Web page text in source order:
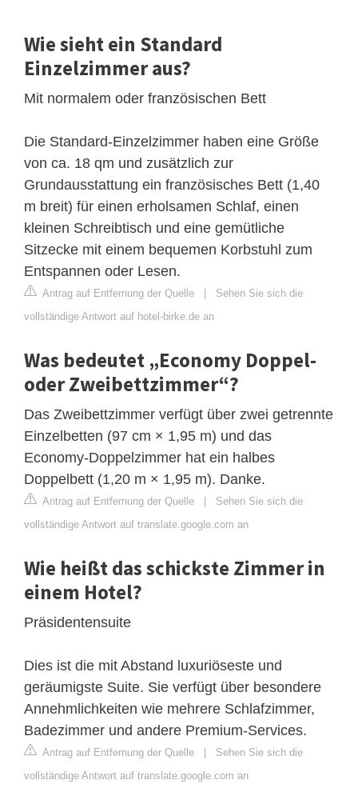
Wie sieht ein Standard
Einzelzimmer aus?
Mit normalem oder französischen Bett
Die Standard-Einzelzimmer haben eine Größe
von ca. 18 qm und zusätzlich zur
Grundausstattung ein französisches Bett (1,40
m breit) für einen erholsamen Schlaf, einen
kleinen Schreibtisch und eine gemütliche
Sitzecke mit einem bequemen Korbstuhl zum
Entspannen oder Lesen.
Antrag auf Entfernung der Quelle | Sehen Sie sich die
vollständige Antwort auf hotel-birke.de an
Was bedeutet „Economy Doppel-
oder Zweibettzimmer“?
Das Zweibettzimmer verfügt über zwei getrennte
Einzelbetten (97 cm × 1,95 m) und das
Economy-Doppelzimmer hat ein halbes
Doppelbett (1,20 m × 1,95 m). Danke.
Antrag auf Entfernung der Quelle | Sehen Sie sich die
vollständige Antwort auf translate.google.com an
Wie heißt das schickste Zimmer in
einem Hotel?
Präsidentensuite
Dies ist die mit Abstand luxuriöseste und
geräumigste Suite. Sie verfügt über besondere
Annehmlichkeiten wie mehrere Schlafzimmer,
Badezimmer und andere Premium-Services.
Antrag auf Entfernung der Quelle | Sehen Sie sich die
vollständige Antwort auf translate.google.com an